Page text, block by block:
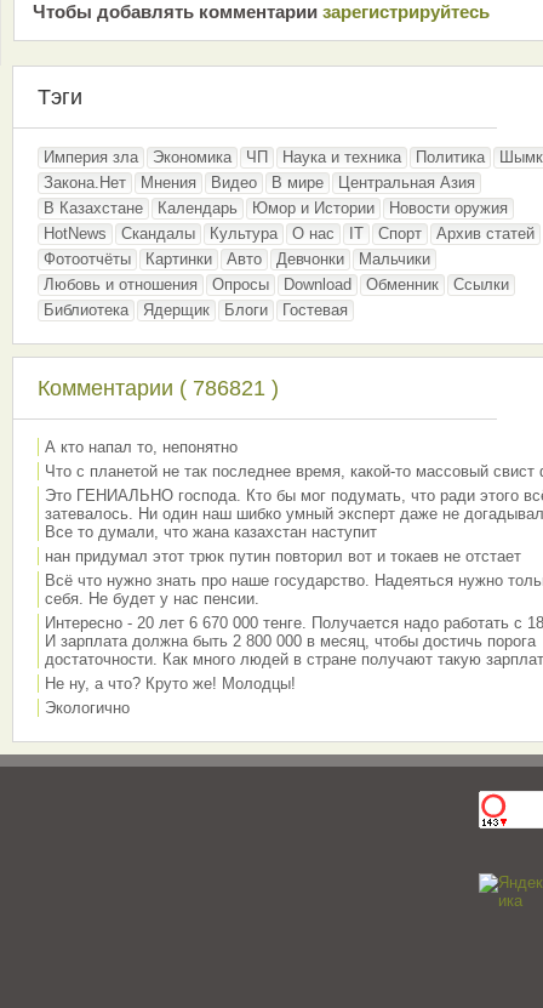
Чтобы добавлять комментарии зарeгиcтрирyйтeсь
Тэги
Империя зла Экономика ЧП Наука и техника Политика
Закона.Нет
Мнения Видео В мире
Центральная Азия
В Казахстане
Календарь Юмор и Истории
Новости оружия
HotNews
Скандалы Культура О нас IT Спорт
Архив статей
Фотоотчёты
Картинки Авто Девчонки
Мальчики
Любовь и отношения
Опросы Download Обменник
Ссылки
Библиотека
Ядерщик Блоги Гостевая
Комментарии ( 786821 )
А кто напал то, непонятно
Что с планетой не так последнее время, какой-то массовый свист
Это ГЕНИАЛЬНО господа. Кто бы мог подумать, что ради этого
затевалось. Ни один наш шибко умный эксперт даже не
Все то думали, что жана казахстан наступит
нан придумал этот трюк путин повторил вот и токаев не отстает
Всё что нужно знать про наше государство. Надеяться нужно
себя. Не будет у нас пенсии.
Интересно - 20 лет 6 670 000 тенге. Получается надо работать с
И зарплата должна быть 2 800 000 в месяц, чтобы достичь порога
достаточности. Как много людей в стране получают такую
Не ну, а что? Круто же! Молодцы!
Экологично